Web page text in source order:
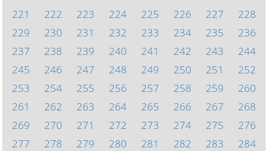
221
222 223 224 225 226 227
228
229
230 231 232 233 234 235
236
237
238 239 240 241 242 243
244
245
246 247 248 249 250 251
252
253
254 255 256 257 258 259
260
261
262 263 264 265 266 267
268
269
270 271 272 273 274 275
276
277
278 279 280 281 282 283
284